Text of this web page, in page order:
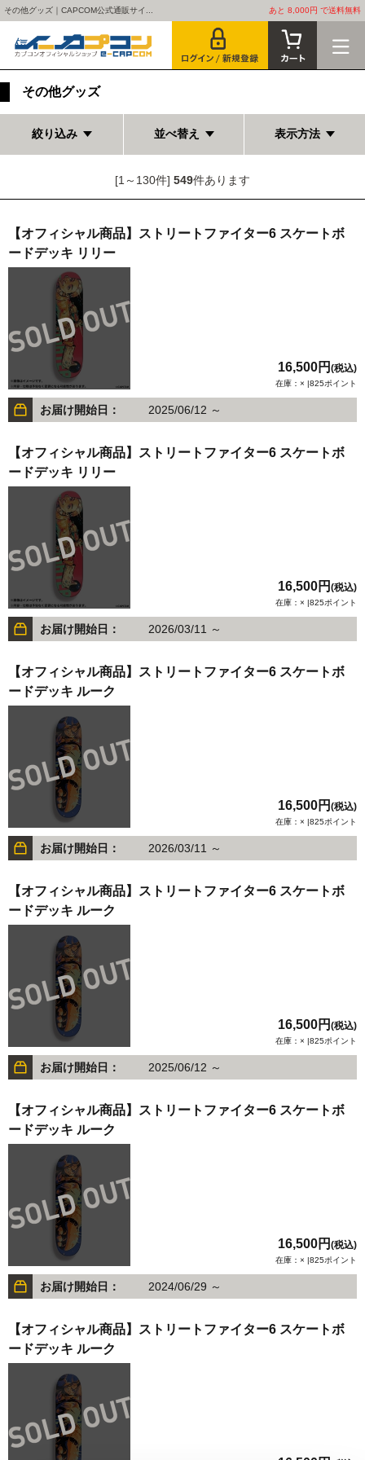
その他グッズ｜CAPCOM公式通販サイ... あと 8,000円 で送料無料
その他グッズ
絞り込み 並べ替え 表示方法
[1～130件] 549件あります
【オフィシャル商品】ストリートファイター6 スケートボ
ードデッキ リリー
16,500円 (税込)
在庫：× |825ポイント
お届け開始日： 2025/06/12 ～
【オフィシャル商品】ストリートファイター6 スケートボ
ードデッキ リリー
16,500円 (税込)
在庫：× |825ポイント
お届け開始日： 2026/03/11 ～
【オフィシャル商品】ストリートファイター6 スケートボ
ードデッキ ルーク
16,500円 (税込)
在庫：× |825ポイント
お届け開始日： 2026/03/11 ～
【オフィシャル商品】ストリートファイター6 スケートボ
ードデッキ ルーク
16,500円 (税込)
在庫：× |825ポイント
お届け開始日： 2025/06/12 ～
【オフィシャル商品】ストリートファイター6 スケートボ
ードデッキ ルーク
16,500円 (税込)
在庫：× |825ポイント
お届け開始日： 2024/06/29 ～
【オフィシャル商品】ストリートファイター6 スケートボ
ードデッキ ルーク